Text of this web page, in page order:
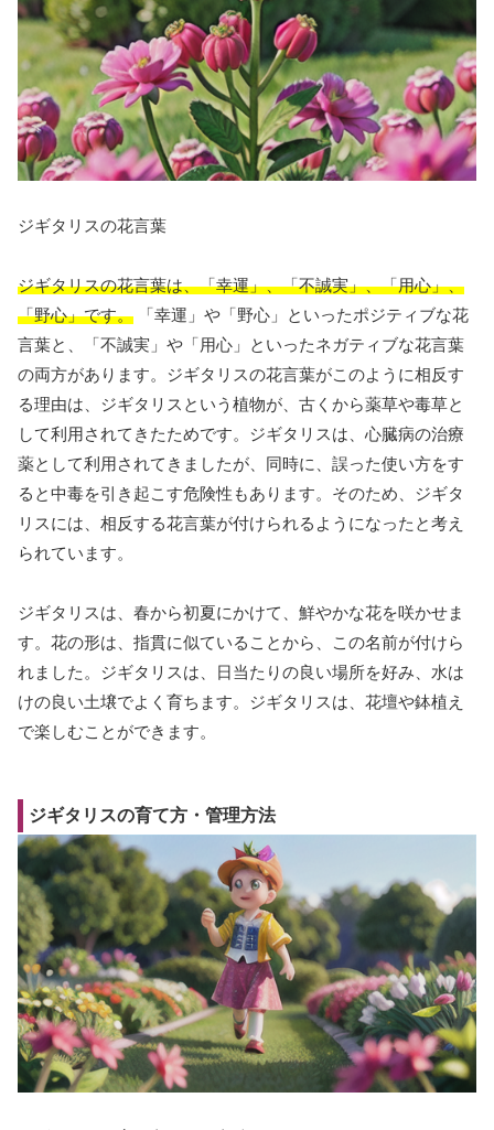
ジギタリスの花言葉
ジギタリスの花言葉は、「幸運」、「不誠実」、「用心」、
「野心」です。 「幸運」や「野心」といったポジティブな花
言葉と、「不誠実」や「用心」といったネガティブな花言葉
の両方があります。ジギタリスの花言葉がこのように相反す
る理由は、ジギタリスという植物が、古くから薬草や毒草と
して利用されてきたためです。ジギタリスは、心臓病の治療
薬として利用されてきましたが、同時に、誤った使い方をす
ると中毒を引き起こす危険性もあります。そのため、ジギタ
リスには、相反する花言葉が付けられるようになったと考え
られています。
ジギタリスは、春から初夏にかけて、鮮やかな花を咲かせま
す。花の形は、指貫に似ていることから、この名前が付けら
れました。ジギタリスは、日当たりの良い場所を好み、水は
けの良い土壌でよく育ちます。ジギタリスは、花壇や鉢植え
で楽しむことができます。
ジギタリスの育て方・管理方法